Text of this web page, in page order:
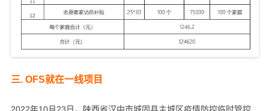
三. OFS就在一线项目
2022年10月23日，陕西省汉中市城固县主城区疫情防控临时管控